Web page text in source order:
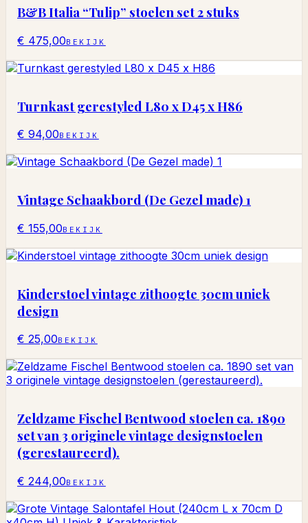
B&B Italia “Tulip” stoelen set 2 stuks
€ 475,00BEKIJK
Turnkast gerestyled L80 x D45 x H86
€ 94,00BEKIJK
Vintage Schaakbord (De Gezel made) 1
€ 155,00BEKIJK
Kinderstoel vintage zithoogte 30cm uniek
design
€ 25,00BEKIJK
Zeldzame Fischel Bentwood stoelen ca. 1890
set van 3 originele vintage designstoelen
(gerestaureerd).
€ 244,00BEKIJK